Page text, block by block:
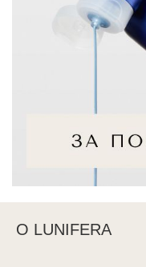
О LUNIFERA